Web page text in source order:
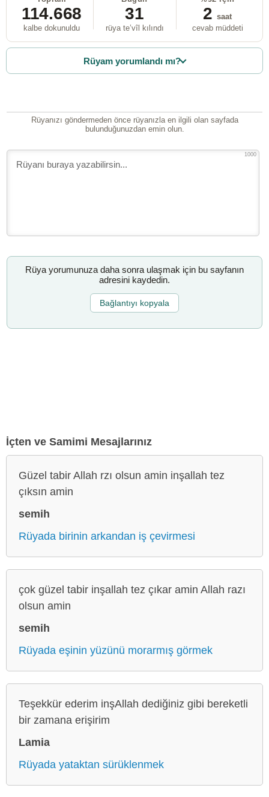
114.668
kalbe dokunuldu
31
rüya te’vîl kılındı
2 saat
cevab müddeti
Rüyam yorumlandı mı?
Rüyanızı göndermeden önce rüyanızla en ilgili olan sayfada
bulunduğunuzdan emin olun.
1000
Rüya yorumunuza daha sonra ulaşmak için bu sayfanın
adresini kaydedin.
Bağlantıyı kopyala
İçten ve Samimi Mesajlarınız
Güzel tabir Allah rzı olsun amin inşallah tez
çıksın amin
semih
Rüyada birinin arkandan iş çevirmesi
çok güzel tabir inşallah tez çıkar amin Allah razı
olsun amin
semih
Rüyada eşinin yüzünü morarmış görmek
Teşekkür ederim inşAllah dediğiniz gibi bereketli
bir zamana erişirim
Lamia
Rüyada yataktan sürüklenmek